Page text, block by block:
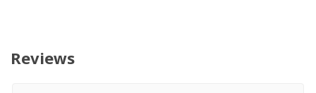
Reviews